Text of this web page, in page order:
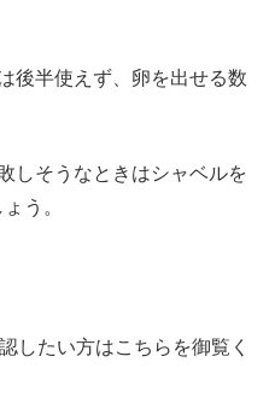
後半使えず、卵を出せる数
しそうなときはシャベルを
う。
したい方はこちらを御覧く